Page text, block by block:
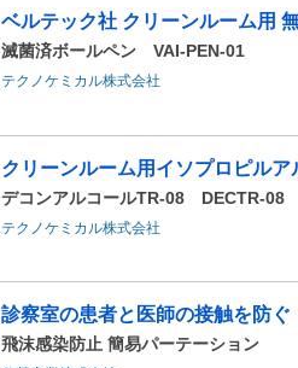
ベルテック社 クリーンルーム用
滅菌済ボールペン VAI-PEN-01
テクノケミカル株式会社
クリーンルーム用イソプロピル
デコンアルコールTR-08 DECTR-08
テクノケミカル株式会社
診察室の患者と医師の接触を防ぐ
飛沫感染防止 簡易パーテーション